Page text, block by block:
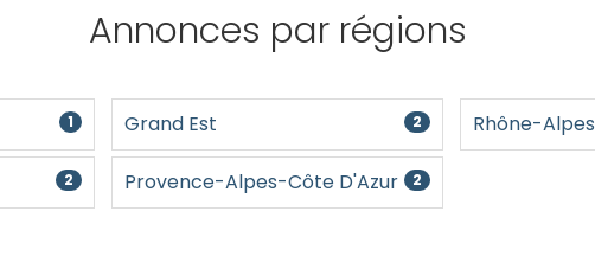
Annonces par régions
1
2
Grand Est 2
Provence-Alpes-Côte D'Azur 2
Rhône-Alpes